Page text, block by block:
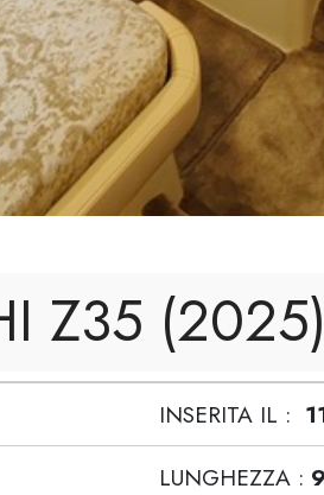
Z35
INSERITA IL :
LUNGHEZZA :